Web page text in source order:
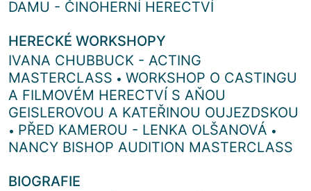
DAMU - ČINOHERNÍ HERECTVÍ
HERECKÉ WORKSHOPY
IVANA CHUBBUCK - ACTING
MASTERCLASS • WORKSHOP O CASTINGU
A FILMOVÉM HERECTVÍ S AŇOU
GEISLEROVOU A KATEŘINOU OUJEZDSKOU
• PŘED KAMEROU - LENKA OLŠANOVÁ •
NANCY BISHOP AUDITION MASTERCLASS
BIOGRAFIE